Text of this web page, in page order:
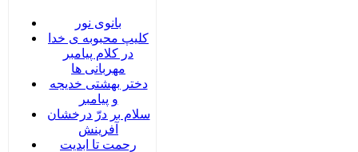
بانوی نور
کلیپ محبوبه ی خدا
در کلام پیامبر
مهربانی ها
دختر بهشتی خدیجه
و پیامبر
سلام بر درّ درخشان
آفرینش
رحمت تا ابدیت